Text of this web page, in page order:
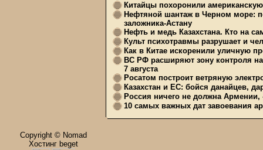
Китайцы похоронили
Нефтяной шантаж в Черном море:
заложника-Астану
Нефть и медь Казахстана. Кто на
Культ психотравмы разрушает и
Как в Китае искоренили уличную
ВС РФ расширяют зону контроля на
7 августа
Росатом построит ветряную
Казахстан и ЕС: бойся данайцев,
Россия ничего не должна Армении,
10 самых важных дат завоевания
Copyright © Nomad
Хостинг beget